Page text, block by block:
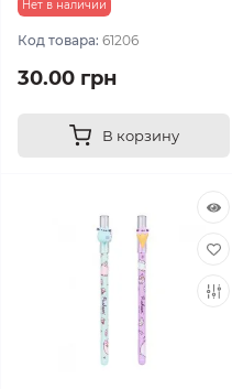
Нет в наличии
Код товара: 61206
30.00 грн
В корзину